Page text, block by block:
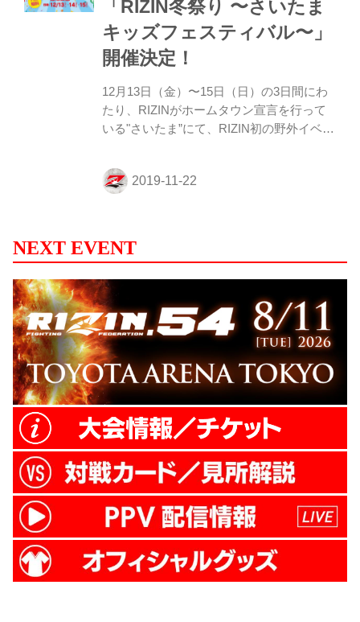
出場者は、果たして誰の手に？激辛自慢の
埼玉在住の方は是非この機会にチャレンジ
して欲しい。 更に、ゲストファイターに
は”クラッシャー” こと、川尻 達也 ...
「RIZIN冬祭り 〜さいたま
キッズフェスティバル〜」
開催決定！
12月13日（金）〜15日（日）の3日間にわ
たり、RIZINがホームタウン宣言を行って
いる"さいたま”にて、RIZIN初の野外イベン
ティバル〜」を開催することが決定した！
さいたま市のJR大宮駅前の鐘塚公園に、た
ァイターとのコラボフード等も楽しめる予
定だ。 また、イベント名の通り、子供が
RIZINファイターから直接指導してもらえ
る格闘技教室や、RIZINクイズラリー等、
子供にフォーカスしたイベントになる。も
ちろんイベントにはたくさんのRIZINファ
イターが駆け付けてく...
NEXT EVENT